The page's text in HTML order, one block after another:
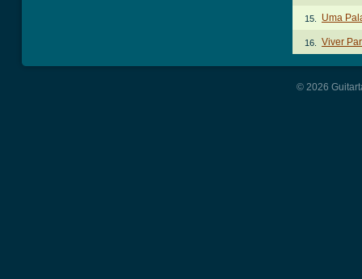
15. Uma
16. Viver
© 2026